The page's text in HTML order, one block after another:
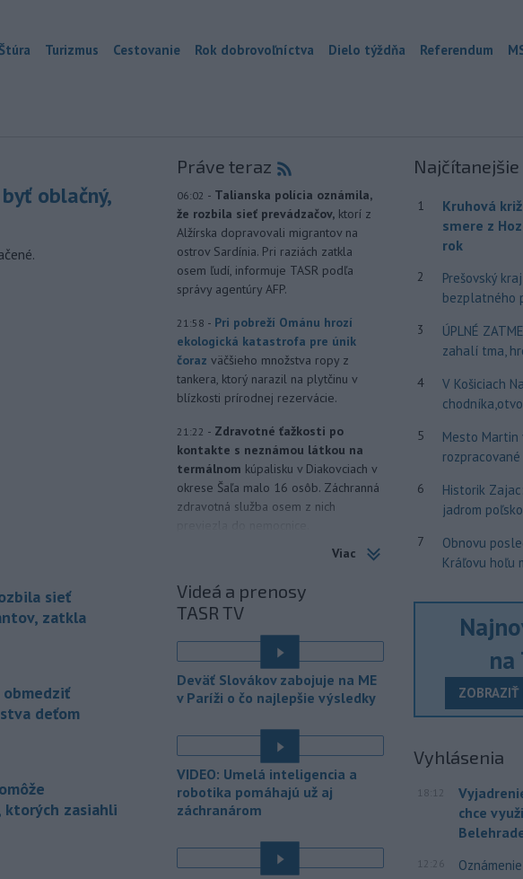
Turizmus Cestovanie Rok dobrovoľníctva Dielo týždňa Referendum
oblačný,
sieť
zatkla
obmedziť
deťom
ktorých zasiahli
Práve teraz
06:02 - Talianska polícia oznámila,
že rozbila sieť prevádzačov, ktorí z
Alžírska dopravovali migrantov na
ostrov Sardínia. Pri raziách zatkla
osem ľudí, informuje TASR podľa
správy agentúry AFP.
21:58 - Pri pobreží Ománu hrozí
ekologická katastrofa pre únik
čoraz väčšieho množstva ropy z
tankera, ktorý narazil na plytčinu v
blízkosti prírodnej rezervácie.
21:22 - Zdravotné ťažkosti po
kontakte s neznámou látkou na
termálnom kúpalisku v Diakovciach v
okrese Šaľa malo 16 osôb. Záchranná
zdravotná služba osem z nich
Ugandský parlament vo
ugandských vojakovdo
palestínskeho Pásma Gazy, kde by
mali pôsobiť v rámci medzinárodných
stabilizačných síl, ktoré navrhol
americký prezident Donald Trump.
20:07 - Anglická futbalová asociácia
Medzinárodnej
futbalovej federácie (FIFA) Giannimu
Infantinovi, ktorý je pod paľbou kritiky
po jeho neúspešnom pláne.
najmä na západe a severozápade
Slovenska počítať s búrkami.
Viac
Videá a prenosy
TASR TV
Deväť Slovákov zabojuje na ME
v Paríži o čo najlepšie výsledky
VIDEO: Umelá inteligencia a
robotika pomáhajú už aj
záchranárom
Najčítanejšie
1
Kruhová
smere z
rok
2
Prešovský
bezplatného
3
ÚPLNÉ
zahalí tma,
4
V Košiciach
5
Mesto Martin
6
Historik
jadrom
7
Obnovu
Kráľovu hoľu
na
ZOBRAZIŤ
Vyhlásenia
18:12
chce
12:26